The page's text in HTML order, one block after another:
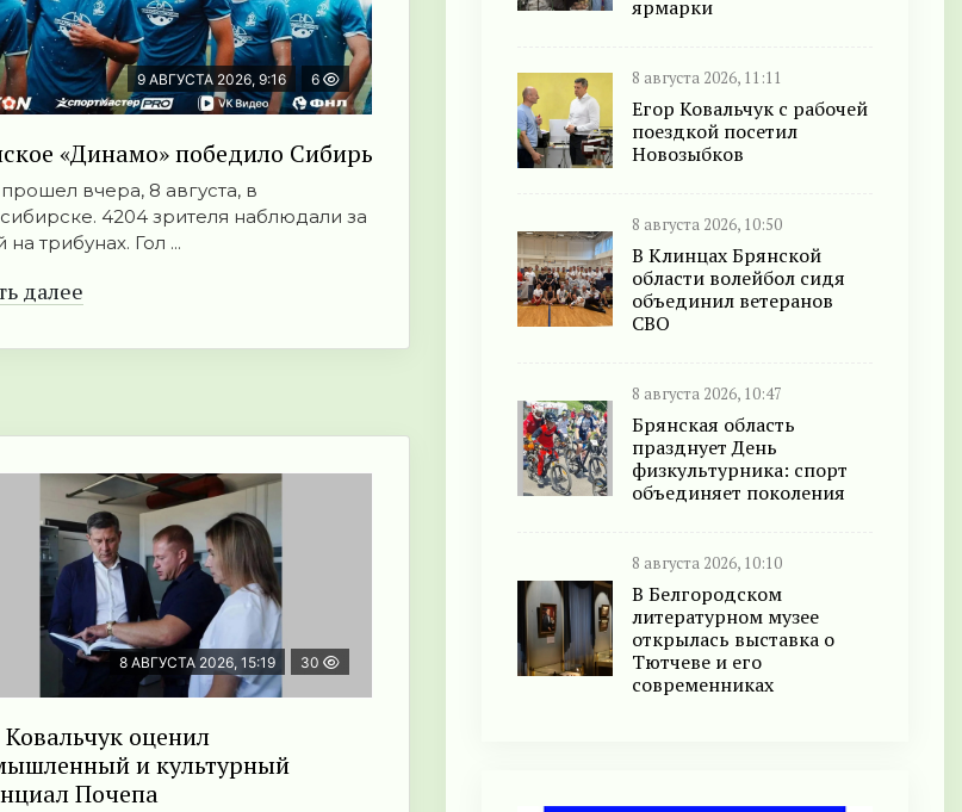
9 АВГУСТА 2026, 9:16 6
«Динамо» победило Сибирь
вчера, 8 августа, в
4204 зрителя наблюдали за
на трибунах. Гол ...
далее
8 АВГУСТА 2026, 15:19 30
Ковальчук оценил
и культурный
Почепа
ярмарки
8 августа 2026, 11:11
Егор Ковальчук с рабочей
поездкой посетил
Новозыбков
8 августа 2026, 10:50
В Клинцах Брянской
области волейбол сидя
объединил ветеранов
СВО
8 августа 2026, 10:47
Брянская область
празднует День
физкультурника: спорт
объединяет поколения
8 августа 2026, 10:10
В Белгородском
литературном музее
открылась выставка о
Тютчеве и его
современниках